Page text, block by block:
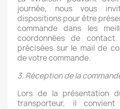
journée, nous vous
dispositions pour être
commande dans les
coordonnées de
précisées sur le mail de
de votre commande.
3. Réception de la
Lors de la présentation
transporteur, il